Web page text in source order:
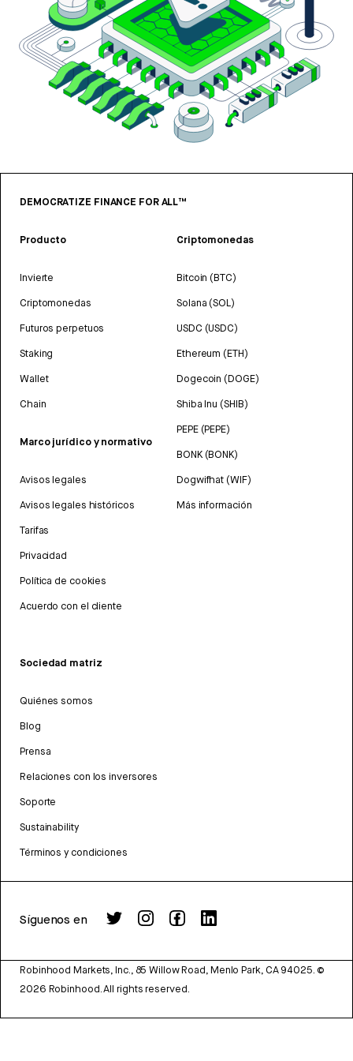
DEMOCRATIZE FINANCE FOR ALL™
Producto
Invierte
Criptomonedas
Futuros perpetuos
Staking
Wallet
Chain
Marco jurídico y normativo
Avisos legales
Avisos legales históricos
Tarifas
Privacidad
Política de cookies
Acuerdo con el cliente
Criptomonedas
Bitcoin (BTC)
Solana (SOL)
USDC (USDC)
Ethereum (ETH)
Dogecoin (DOGE)
Shiba Inu (SHIB)
PEPE (PEPE)
BONK (BONK)
Dogwifhat (WIF)
Más información
Sociedad matriz
Quiénes somos
Blog
Prensa
Relaciones con los inversores
Soporte
Sustainability
Términos y condiciones
Síguenos en
Robinhood Markets, Inc., 85 Willow Road, Menlo Park, CA 94025. ©
2026 Robinhood. All rights reserved.